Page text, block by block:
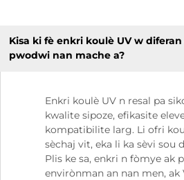
Kisa ki fè enkri koulè UV w
pwodwi nan mache a?
Enkri koulè UV n resal pa
kwalite sipoze, efikasite
kompatibilite larg. Li ofri
sèchaj vit, eka li ka sèvi sou
Plis ke sa, enkri n fòmye ak
envirònman an nan men, ak